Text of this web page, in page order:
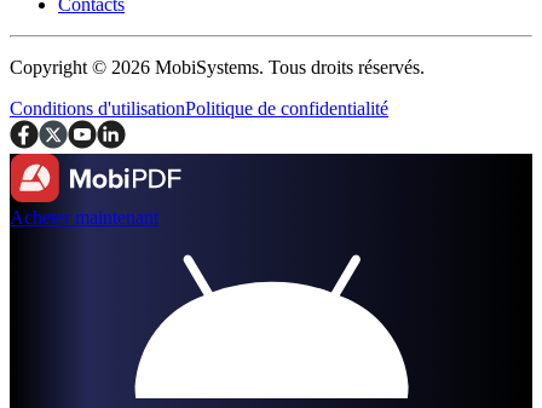
Copyright © 2026 MobiSystems. Tous droits réservés.
Conditions d'utilisationPolitique de confidentialité
Acheter maintenant